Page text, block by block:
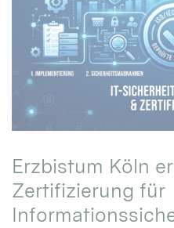
Erzbistum Köln
Zertifizierung für